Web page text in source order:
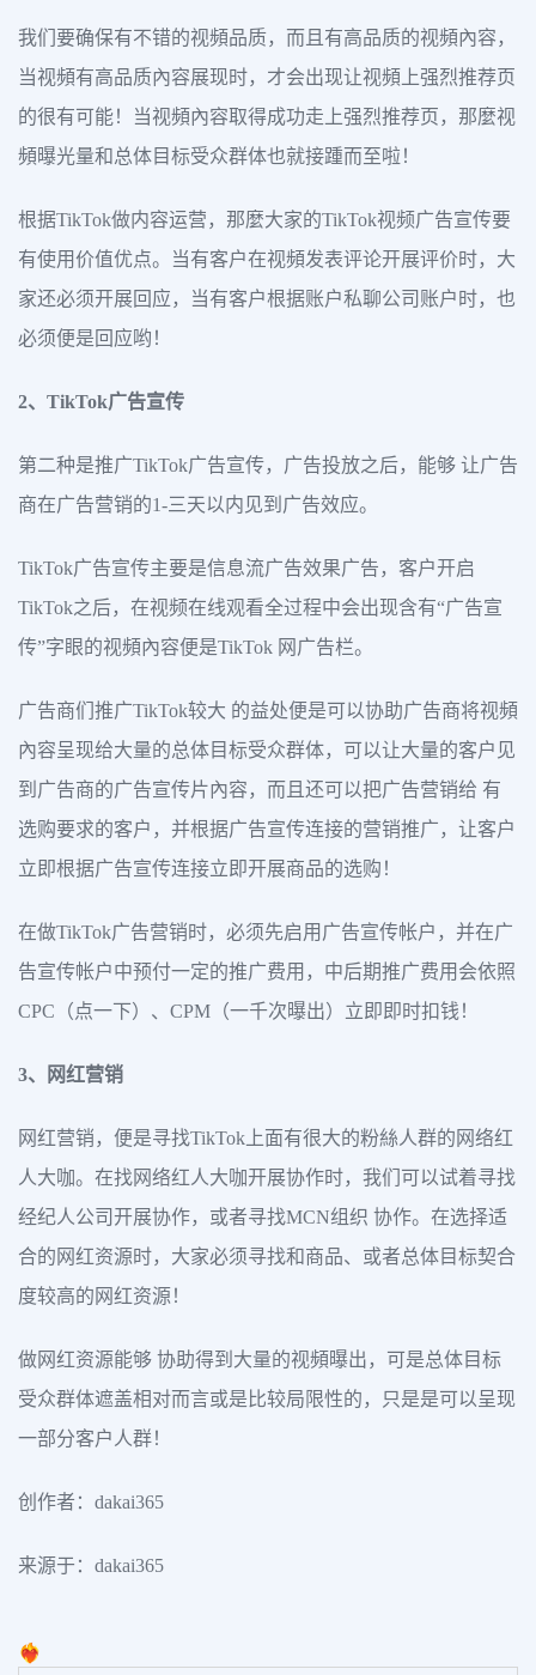
我们要确保有不错的视頻品质，而且有高品质的视頻內容，
当视頻有高品质內容展现时，才会出现让视頻上强烈推荐页
的很有可能！当视頻內容取得成功走上强烈推荐页，那麼视
頻曝光量和总体目标受众群体也就接踵而至啦！
根据TikTok做内容运营，那麼大家的TikTok视频广告宣传要
有使用价值优点。当有客户在视頻发表评论开展评价时，大
家还必须开展回应，当有客户根据账户私聊公司账户时，也
必须便是回应哟！
2、TikTok广告宣传
第二种是推广TikTok广告宣传，广告投放之后，能够 让广告
商在广告营销的1-三天以内见到广告效应。
TikTok广告宣传主要是信息流广告效果广告，客户开启
TikTok之后，在视频在线观看全过程中会出现含有“广告宣
传”字眼的视頻內容便是TikTok 网广告栏。
广告商们推广TikTok较大 的益处便是可以协助广告商将视頻
內容呈现给大量的总体目标受众群体，可以让大量的客户见
到广告商的广告宣传片內容，而且还可以把广告营销给 有
选购要求的客户，并根据广告宣传连接的营销推广，让客户
立即根据广告宣传连接立即开展商品的选购！
在做TikTok广告营销时，必须先启用广告宣传帐户，并在广
告宣传帐户中预付一定的推广费用，中后期推广费用会依照
CPC（点一下）、CPM（一千次曝出）立即即时扣钱！
3、网红营销
网红营销，便是寻找TikTok上面有很大的粉絲人群的网络红
人大咖。在找网络红人大咖开展协作时，我们可以试着寻找
经纪人公司开展协作，或者寻找MCN组织 协作。在选择适
合的网红资源时，大家必须寻找和商品、或者总体目标契合
度较高的网红资源！
做网红资源能够 协助得到大量的视頻曝出，可是总体目标
受众群体遮盖相对而言或是比较局限性的，只是是可以呈现
一部分客户人群！
创作者：dakai365
来源于：dakai365
❤️‍🔥